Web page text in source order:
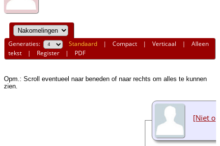
Generaties: Standaard |Compact |Verticaal |Alleen
tekst | Register | PDF
Opm.: Scroll eventueel naar beneden of naar rechts om alles te kunnen
zien.
[Niet